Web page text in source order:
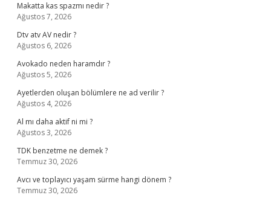
Makatta kas spazmı nedir ?
Ağustos 7, 2026
Dtv atv AV nedir ?
Ağustos 6, 2026
Avokado neden haramdır ?
Ağustos 5, 2026
Ayetlerden oluşan bölümlere ne ad verilir ?
Ağustos 4, 2026
Al mı daha aktif ni mi ?
Ağustos 3, 2026
TDK benzetme ne demek ?
Temmuz 30, 2026
Avcı ve toplayıcı yaşam sürme hangi dönem ?
Temmuz 30, 2026